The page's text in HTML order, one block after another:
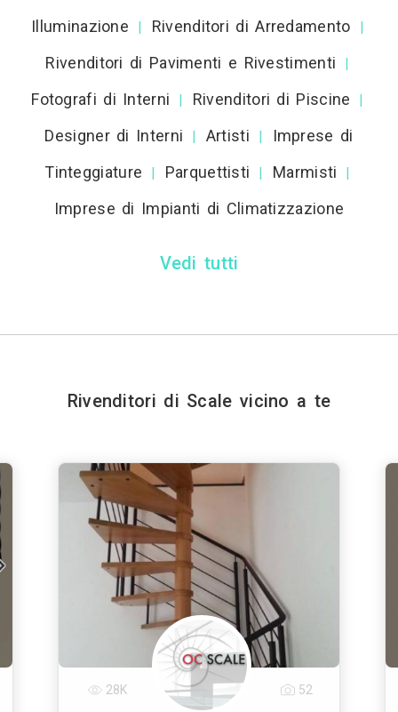
Illuminazione
| Rivenditori di Arredamento |
Rivenditori di Pavimenti e Rivestimenti |
Fotografi di Interni | Rivenditori di Piscine |
Designer di Interni | Artisti |
Imprese di
Tinteggiature
| Parquettisti | Marmisti |
Imprese di Impianti di Climatizzazione
Vedi tutti
Rivenditori di Scale vicino a te
28K 52